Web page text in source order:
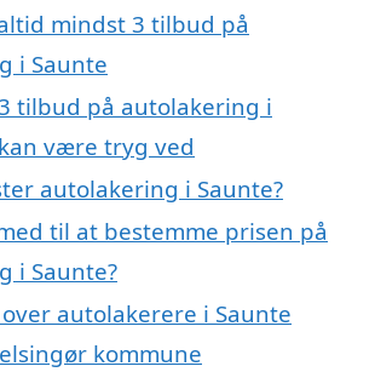
mindst 3 tilbud på
i Saunte
tilbud på autolakering i
være tryg ved
autolakering i Saunte?
til at bestemme prisen på
i Saunte?
autolakerere i Saunte
kommune